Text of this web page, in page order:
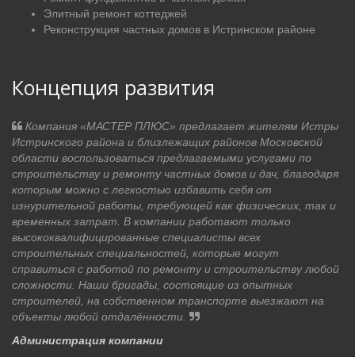
Элитный ремонт коттеджей
Реконструкция частных домов в Истринском районе
Концепция развития
Компания «МАСТЕР ПЛЮС» предлагает жителям Истры
Истринского района и близлежащих районов Московской
области воспользоваться предлагаемыми услугами по
строительству и ремонту частных домов и дач, благодаря
которым можно с легкостью избавить себя от
изнурительной работы, требующей как физических, так и
временных затрат. В компании работают только
высококвалифицированные специалисты всех
строительных специальностей, которые могут
справиться с работой по ремонту и строительству любой
сложности. Наши бригады, состоящие из опытных
строителей, на собственном транспорте выезжают на
объекты любой отдалённости.
Администрация компании